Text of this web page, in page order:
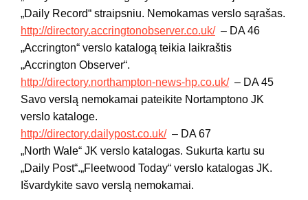
„Daily Record“ straipsniu. Nemokamas verslo sąrašas.
http://directory.accringtonobserver.co.uk/– DA 46
„Accrington“ verslo katalogą teikia laikraštis
„Accrington Observer“.
http://directory.northampton-news-hp.co.uk/– DA 45
Savo verslą nemokamai pateikite Nortamptono JK
verslo kataloge.
http://directory.dailypost.co.uk/– DA 67
„North Wale“ JK verslo katalogas. Sukurta kartu su
„Daily Post“.„Fleetwood Today“ verslo katalogas JK.
Išvardykite savo verslą nemokamai.